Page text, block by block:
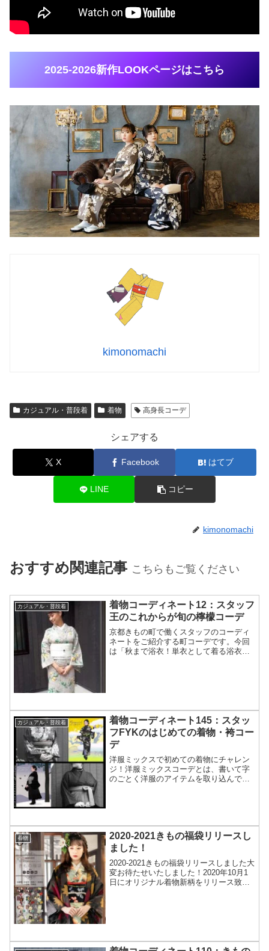
2025-2026新作LOOKページはこちら
kimonomachi
カジュアル・普段着 着物 高身長コーデ
シェアする
X Facebook はてブ
LINE コピー
kimonomachi
おすすめ関連記事 こちらもご覧ください
カジュアル・普段着
着物コーディネート12：スタッフ
王のこれからが旬の檸檬コーデ
京都きもの町で働くスタッフのコーディ
ネートをご紹介する町コーデです。今回
は「秋まで浴衣！単衣として着る浴衣コ
カジュアル・普段着
着物コーディネート145：スタッ
フFYKのはじめての着物・袴コー
デ
洋服ミックスで初めての着物にチャレン
ジ！洋服ミックスコーデとは、書いて字
のごとく洋服のアイテムを取り込んで着
着物
2020-2021きもの福袋リリースし
ました！
2020-2021きもの福袋リリースしました大
変お待たせいたしました！2020年10月1
日にオリジナル着物新柄をリリース致し